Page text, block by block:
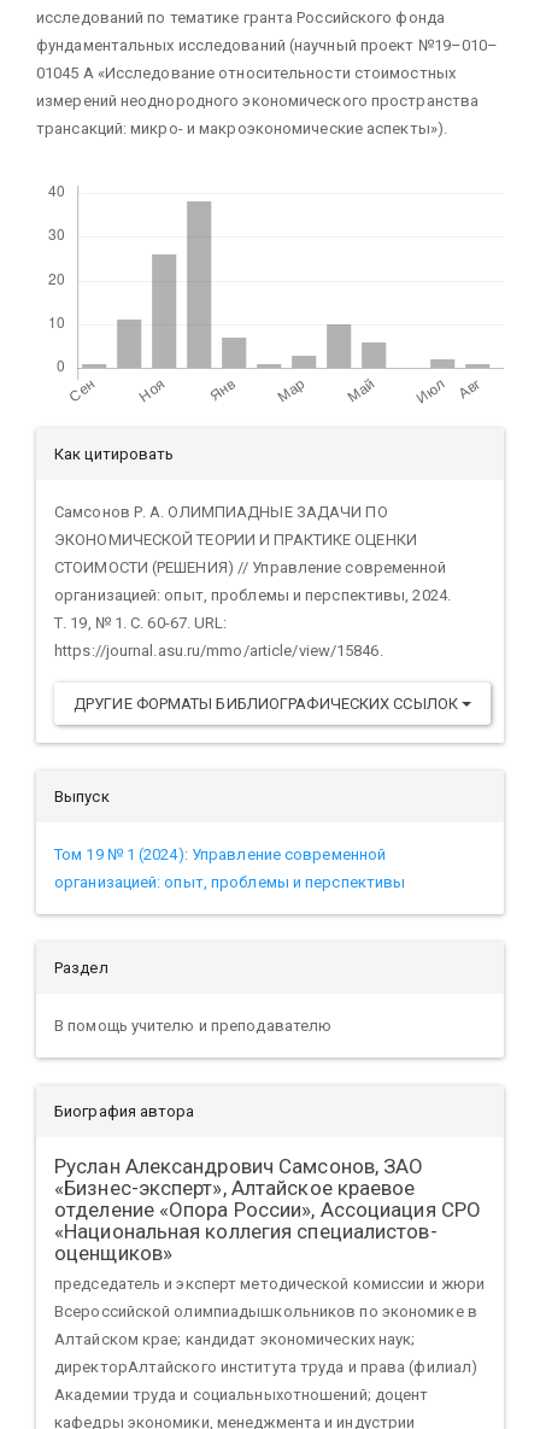
исследований по тематике гранта Российского фонда
фундаментальных исследований (научный проект №19–010–
01045 А «Исследование относительности стоимостных
измерений неоднородного экономического пространства
трансакций: микро- и макроэкономические аспекты»).
Детали
статьи
Как цитировать
Самсонов Р. А. ОЛИМПИАДНЫЕ ЗАДАЧИ ПО
ЭКОНОМИЧЕСКОЙ ТЕОРИИ И ПРАКТИКЕ ОЦЕНКИ
СТОИМОСТИ (РЕШЕНИЯ) // Управление современной
организацией: опыт, проблемы и перспективы, 2024.
Т. 19, № 1. С. 60-67. URL:
https://journal.asu.ru/mmo/article/view/15846.
ДРУГИЕ ФОРМАТЫ БИБЛИОГРАФИЧЕСКИХ ССЫЛОК
Выпуск
Том 19 № 1 (2024): Управление современной
организацией: опыт, проблемы и перспективы
Раздел
В помощь учителю и преподавателю
Биография автора
Руслан Александрович Самсонов, ЗАО
«Бизнес-эксперт», Алтайское краевое
отделение «Опора России», Ассоциация СРО
«Национальная коллегия специалистов-
оценщиков»
председатель и эксперт методической комиссии и жюри
Всероссийской олимпиадышкольников по экономике в
Алтайском крае; кандидат экономических наук;
директорАлтайского института труда и права (филиал)
Академии труда и социальныхотношений; доцент
кафедры экономики, менеджмента и индустрии